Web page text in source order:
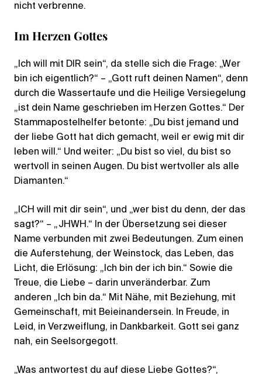
nicht verbrenne.
Im Herzen Gottes
„Ich will mit DIR sein“, da stelle sich die Frage: „Wer
bin ich eigentlich?“ – „Gott ruft deinen Namen“, denn
durch die Wassertaufe und die Heilige Versiegelung
„ist dein Name geschrieben im Herzen Gottes.“ Der
Stammapostelhelfer betonte: „Du bist jemand und
der liebe Gott hat dich gemacht, weil er ewig mit dir
leben will.“ Und weiter: „Du bist so viel, du bist so
wertvoll in seinen Augen. Du bist wertvoller als alle
Diamanten.“
„ICH will mit dir sein“, und „wer bist du denn, der das
sagt?“ – „JHWH.“ In der Übersetzung sei dieser
Name verbunden mit zwei Bedeutungen. Zum einen
die Auferstehung, der Weinstock, das Leben, das
Licht, die Erlösung: „Ich bin der ich bin.“ Sowie die
Treue, die Liebe – darin unveränderbar. Zum
anderen „Ich bin da.“ Mit Nähe, mit Beziehung, mit
Gemeinschaft, mit Beieinandersein. In Freude, in
Leid, in Verzweiflung, in Dankbarkeit. Gott sei ganz
nah, ein Seelsorgegott.
„Was antwortest du auf diese Liebe Gottes?“,